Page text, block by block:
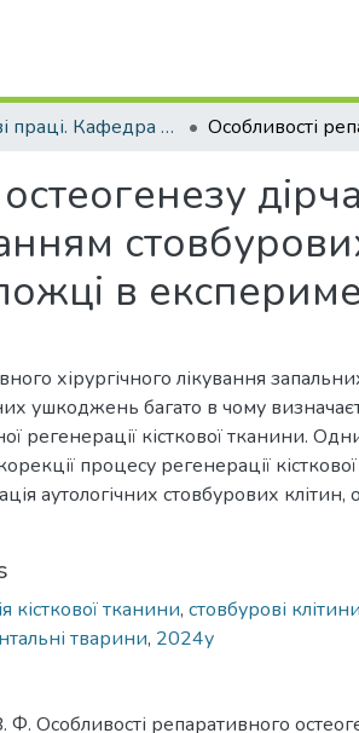
Наукові праці. Кафедра терапевтичної стоматології
в
хірургічного лікування
ушкоджень багато в чому
регенерації кісткової тканини.
процесу регенерації
аутологічних стовбурових
кісткової тканини, стовбурові
тварини, 2024у
Ф. Особливості репаративного